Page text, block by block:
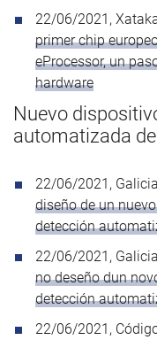
22/06/2021,
primer chip
eProcessor, un
hardware
Nuevo
automatizada
22/06/2021,
diseño de un
detección
22/06/2021,
no deseño dun
detección
22/06/2021,